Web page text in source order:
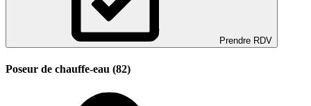
Prendre RDV
Poseur de chauffe-eau (82)